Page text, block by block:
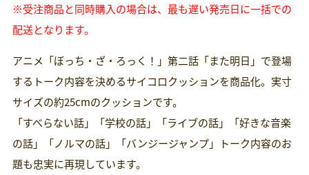
価
格
ル
価
※受注商品と同時購入の場合は、最も遅い発売日に一括での
配送となります。
アニメ「ぼっち・ざ・ろっく！」第二話「また明日」で登場
するトーク内容を決めるサイコロクッションを商品化。実寸
サイズの約25cmのクッションです。
「すべらない話」「学校の話」「ライブの話」「好きな音楽
の話」「ノルマの話」「バンジージャンプ」トーク内容のお
題も忠実に再現しています。